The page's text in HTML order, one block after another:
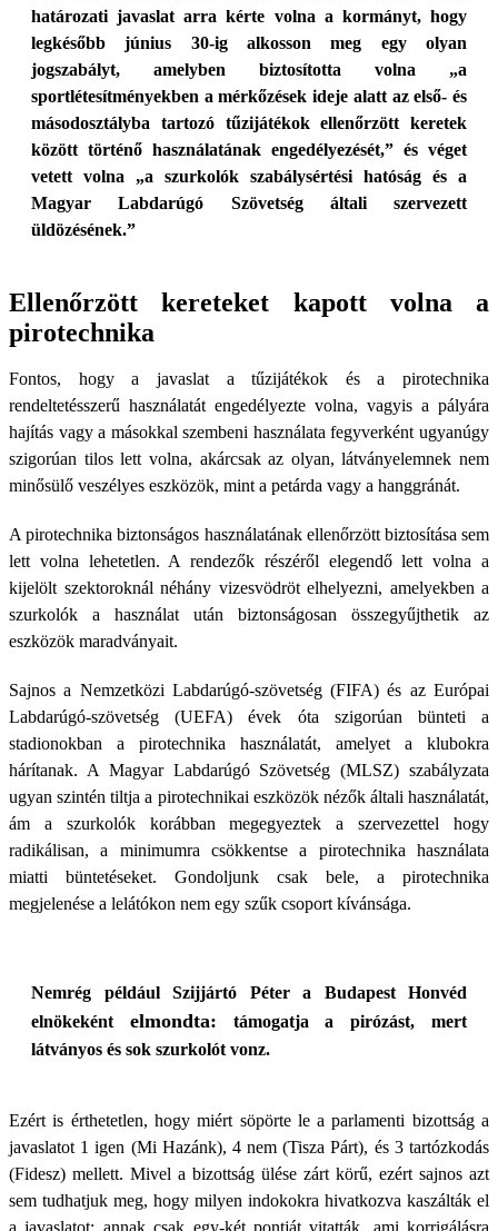
határozati javaslat arra kérte volna a kormányt, hogy
legkésőbb június 30-ig alkosson meg egy olyan
jogszabályt, amelyben biztosította volna „a
sportlétesítményekben a mérkőzések ideje alatt az első- és
másodosztályba tartozó tűzijátékok ellenőrzött keretek
között történő használatának engedélyezését,” és véget
vetett volna „a szurkolók szabálysértési hatóság és a
Magyar Labdarúgó Szövetség általi szervezett
üldözésének.”
Ellenőrzött kereteket kapott volna a
pirotechnika
Fontos, hogy a javaslat a tűzijátékok és a pirotechnika
rendeltetésszerű használatát engedélyezte volna, vagyis a pályára
hajítás vagy a másokkal szembeni használata fegyverként ugyanúgy
szigorúan tilos lett volna, akárcsak az olyan, látványelemnek nem
minősülő veszélyes eszközök, mint a petárda vagy a hanggránát.
A pirotechnika biztonságos használatának ellenőrzött biztosítása sem
lett volna lehetetlen. A rendezők részéről elegendő lett volna a
kijelölt szektoroknál néhány vizesvödröt elhelyezni, amelyekben a
szurkolók a használat után biztonságosan összegyűjthetik az
eszközök maradványait.
Sajnos a Nemzetközi Labdarúgó-szövetség (FIFA) és az Európai
Labdarúgó-szövetség (UEFA) évek óta szigorúan bünteti a
stadionokban a pirotechnika használatát, amelyet a klubokra
hárítanak. A Magyar Labdarúgó Szövetség (MLSZ) szabályzata
ugyan szintén tiltja a pirotechnikai eszközök nézők általi használatát,
ám a szurkolók korábban megegyeztek a szervezettel hogy
radikálisan, a minimumra csökkentse a pirotechnika használata
miatti büntetéseket. Gondoljunk csak bele, a pirotechnika
megjelenése a lelátókon nem egy szűk csoport kívánsága.
Nemrég például Szijjártó Péter a Budapest Honvéd
elnökeként elmondta: támogatja a pirózást, mert
látványos és sok szurkolót vonz.
Ezért is érthetetlen, hogy miért söpörte le a parlamenti bizottság a
javaslatot 1 igen (Mi Hazánk), 4 nem (Tisza Párt), és 3 tartózkodás
(Fidesz) mellett. Mivel a bizottság ülése zárt körű, ezért sajnos azt
sem tudhatjuk meg, hogy milyen indokokra hivatkozva kaszálták el
a javaslatot: annak csak egy-két pontját vitatták, ami korrigálásra